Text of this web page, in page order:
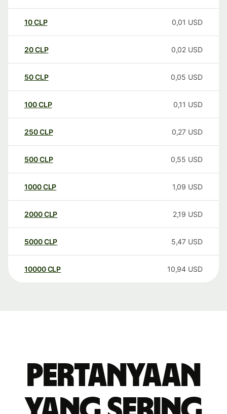
10CLP 0,01 USD
20CLP 0,02 USD
50CLP 0,05 USD
100CLP 0,11 USD
250CLP 0,27 USD
500CLP 0,55 USD
1000CLP 1,09 USD
2000CLP 2,19 USD
5000CLP 5,47 USD
10000 CLP 10,94 USD
Pertanyaan